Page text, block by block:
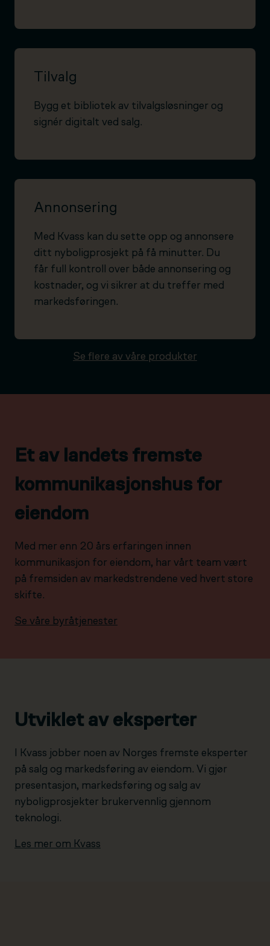
Tilvalg
Bygg et bibliotek av tilvalgsløsninger og
signér digitalt ved salg.
Annonsering
Med Kvass kan du sette opp og annonsere
ditt nyboligprosjekt på få minutter. Du
får full kontroll over både annonsering og
kostnader, og vi sikrer at du treffer med
markedsføringen.
Se flere av våre produkter
Et av landets fremste
kommunikasjonshus for
eiendom
Med mer enn 20 års erfaringen innen
kommunikasjon for eiendom, har vårt team vært
på fremsiden av markedstrendene ved hvert store
skifte.
Se våre byråtjenester
Utviklet av eksperter
I Kvass jobber noen av Norges fremste eksperter
på salg og markedsføring av eiendom. Vi gjør
presentasjon, markedsføring og salg av
nyboligprosjekter brukervennlig gjennom
teknologi.
Les mer om Kvass